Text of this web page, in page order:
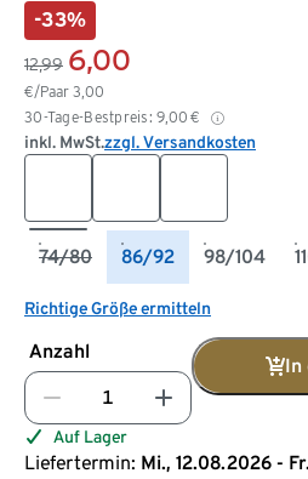
-33%
12,99 6,00
€/Paar 3,00
30-Tage-Bestpreis: 9,00 €
inkl. MwSt.zzgl. Versandkosten
74/80 86/92 98/104
Richtige Größe ermitteln
Anzahl
In
Auf Lager
Liefertermin: Mi., 12.08.2026 -